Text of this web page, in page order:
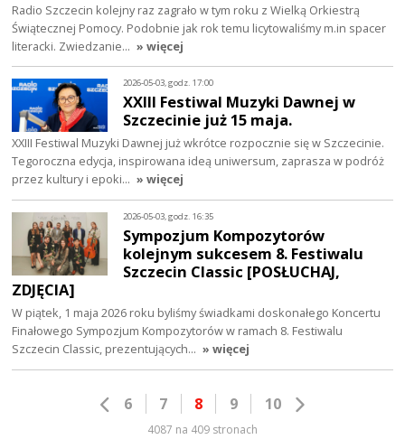
Radio Szczecin kolejny raz zagrało w tym roku z Wielką Orkiestrą
Świątecznej Pomocy. Podobnie jak rok temu licytowaliśmy m.in spacer
literacki. Zwiedzanie… » więcej
2026-05-03, godz. 17:00
XXIII Festiwal Muzyki Dawnej w
Szczecinie już 15 maja.
XXIII Festiwal Muzyki Dawnej już wkrótce rozpocznie się w Szczecinie.
Tegoroczna edycja, inspirowana ideą uniwersum, zaprasza w podróż
przez kultury i epoki… » więcej
2026-05-03, godz. 16:35
Sympozjum Kompozytorów
kolejnym sukcesem 8. Festiwalu
Szczecin Classic [POSŁUCHAJ,
ZDJĘCIA]
W piątek, 1 maja 2026 roku byliśmy świadkami doskonałego Koncertu
Finałowego Sympozjum Kompozytorów w ramach 8. Festiwalu
Szczecin Classic, prezentujących… » więcej
6 7 8 9 10
4087 na 409 stronach